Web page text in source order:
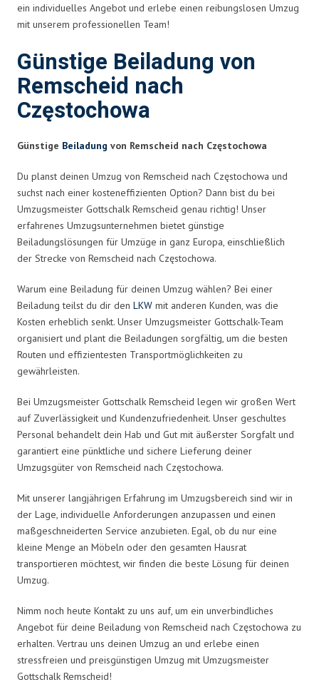
ein individuelles Angebot und erlebe einen reibungslosen Umzug
mit unserem professionellen Team!
Günstige Beiladung von
Remscheid nach
Częstochowa
Günstige Beiladung von Remscheid nach Częstochowa
Du planst deinen Umzug von Remscheid nach Częstochowa und
suchst nach einer kosteneffizienten Option? Dann bist du bei
Umzugsmeister Gottschalk Remscheid genau richtig! Unser
erfahrenes Umzugsunternehmen bietet günstige
Beiladungslösungen für Umzüge in ganz Europa, einschließlich
der Strecke von Remscheid nach Częstochowa.
Warum eine Beiladung für deinen Umzug wählen? Bei einer
Beiladung teilst du dir den LKW mit anderen Kunden, was die
Kosten erheblich senkt. Unser Umzugsmeister Gottschalk-Team
organisiert und plant die Beiladungen sorgfältig, um die besten
Routen und effizientesten Transportmöglichkeiten zu
gewährleisten.
Bei Umzugsmeister Gottschalk Remscheid legen wir großen Wert
auf Zuverlässigkeit und Kundenzufriedenheit. Unser geschultes
Personal behandelt dein Hab und Gut mit äußerster Sorgfalt und
garantiert eine pünktliche und sichere Lieferung deiner
Umzugsgüter von Remscheid nach Częstochowa.
Mit unserer langjährigen Erfahrung im Umzugsbereich sind wir in
der Lage, individuelle Anforderungen anzupassen und einen
maßgeschneiderten Service anzubieten. Egal, ob du nur eine
kleine Menge an Möbeln oder den gesamten Hausrat
transportieren möchtest, wir finden die beste Lösung für deinen
Umzug.
Nimm noch heute Kontakt zu uns auf, um ein unverbindliches
Angebot für deine Beiladung von Remscheid nach Częstochowa zu
erhalten. Vertrau uns deinen Umzug an und erlebe einen
stressfreien und preisgünstigen Umzug mit Umzugsmeister
Gottschalk Remscheid!